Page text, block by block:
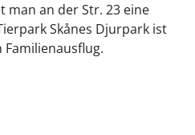
man an der Str. 23 eine
Skånes Djurpark ist
Familienausflug.